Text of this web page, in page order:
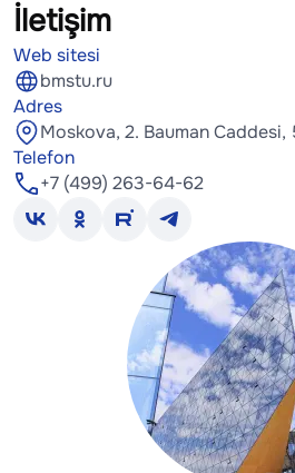
İletişim
Web sitesi
bmstu.ru
Adres
Moskova, 2. Bauman
Telefon
+7 (499) 263-64-62